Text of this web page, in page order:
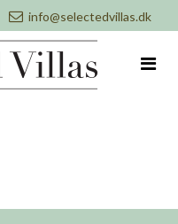
info@selectedvillas.dk